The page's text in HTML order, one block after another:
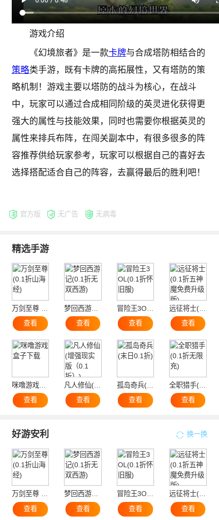
游戏介绍
《幻境旅者》是一款卡牌与合成塔防相结合的
策略类手游，既有卡牌的高拓展性，又有塔防的策
略机制！游戏主要以塔防的战斗为核心，在战斗
中，玩家可以通过合成相同阶级的英灵进化获得更
强大的属性与技能效果，同时也需要你根据英灵的
属性来排兵布阵，在闯关副本中，有很多很多的阵
容推荐供给玩家参考，玩家可以根据自己的喜好去
选择搭配适合自己的阵容，去赢得最后的胜利吧！
官方版 无广告 无病毒
精选手游
查看
查看
冒险王3OL(0.1折怀旧服)
查看
查看
咪噜游戏盒子下载
查看
查看
孤岛奇兵(末日0.1折)
查看
查看
好游安利 换一换
万剑至尊 (0.1折山海经)
查看
梦回西游记(0.1折无双西游)
查看
冒险王3OL(0.1折怀旧服)
查看
远征将士(0.1折五神魔免费升级版)
查看